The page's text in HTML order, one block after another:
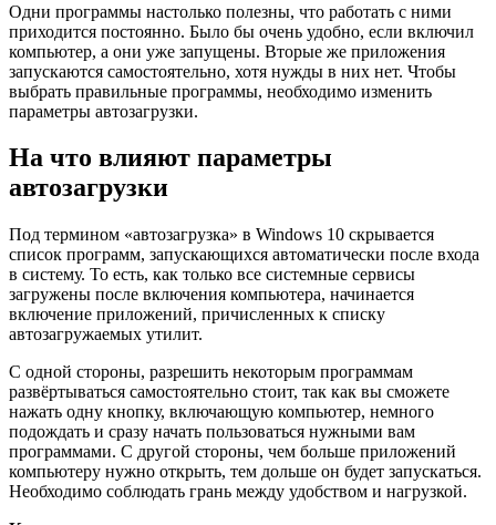
Одни программы настолько полезны, что работать с ними
приходится постоянно. Было бы очень удобно, если включил
компьютер, а они уже запущены. Вторые же приложения
запускаются самостоятельно, хотя нужды в них нет. Чтобы
выбрать правильные программы, необходимо изменить
параметры автозагрузки.
На что влияют параметры
автозагрузки
Под термином «автозагрузка» в Windows 10 скрывается
список программ, запускающихся автоматически после входа
в систему. То есть, как только все системные сервисы
загружены после включения компьютера, начинается
включение приложений, причисленных к списку
автозагружаемых утилит.
С одной стороны, разрешить некоторым программам
развёртываться самостоятельно стоит, так как вы сможете
нажать одну кнопку, включающую компьютер, немного
подождать и сразу начать пользоваться нужными вам
программами. С другой стороны, чем больше приложений
компьютеру нужно открыть, тем дольше он будет запускаться.
Необходимо соблюдать грань между удобством и нагрузкой.